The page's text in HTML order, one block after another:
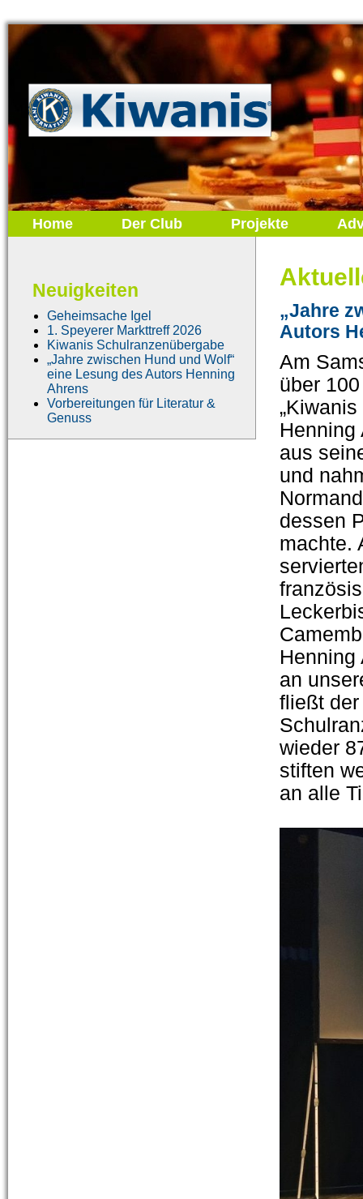
Home Der Club Projekte
Neuigkeiten
Geheimsache Igel
1. Speyerer Markttreff 2026
Kiwanis Schulranzenübergabe
„Jahre zwischen Hund und Wolf“
eine Lesung des Autors Henning
Ahrens
Vorbereitungen für Literatur &
Genuss
„Jahre
Autors
Am
über
Henning
aus
und
dessen
machte.
Henning
an
fließt
wieder
stiften
an alle